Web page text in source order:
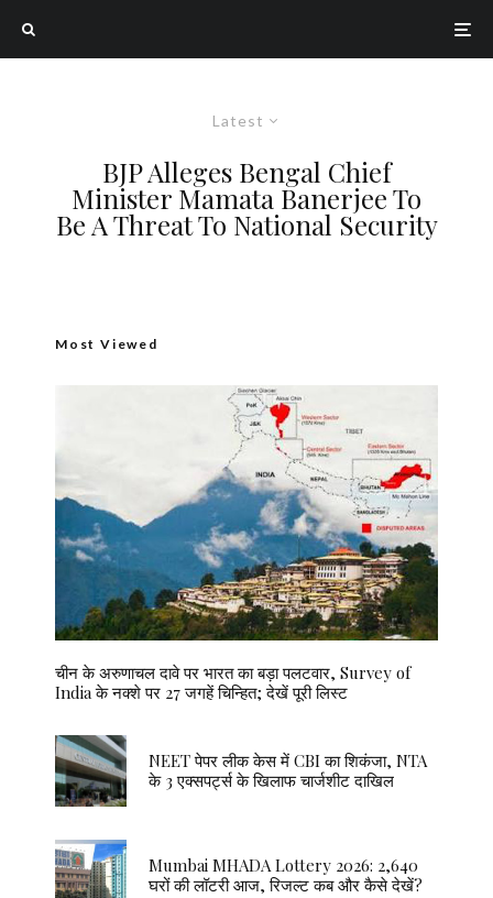
Latest
BJP Alleges Bengal Chief
Minister Mamata Banerjee To
Be A Threat To National Security
Most Viewed
चीन के अरुणाचल दावे पर भारत का बड़ा पलटवार, Survey of
India के नक्शे पर 27 जगहें चिन्हित; देखें पूरी लिस्ट
NEET पेपर लीक केस में CBI का शिकंजा, NTA
के 3 एक्सपर्ट्स के खिलाफ चार्जशीट दाखिल
Mumbai MHADA Lottery 2026: 2,640
घरों की लॉटरी आज, रिजल्ट कब और कैसे देखें?